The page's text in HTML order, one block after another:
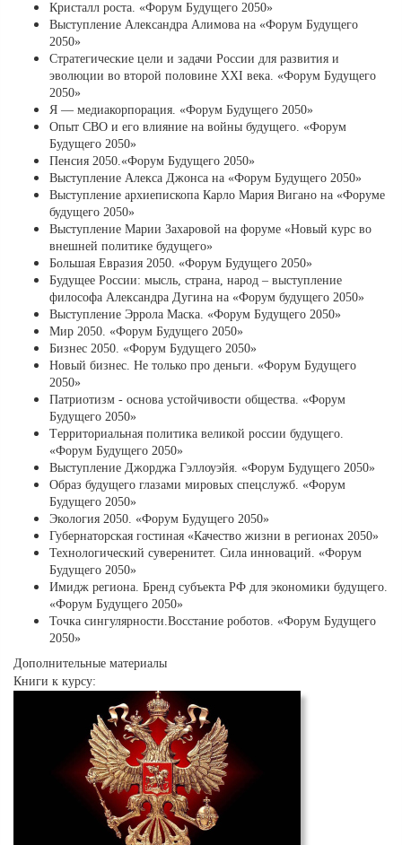
Кристалл роста. «Форум Будущего 2050»
Выступление Александра Алимова на «Форум Будущего
2050»
Стратегические цели и задачи России для развития и
эволюции во второй половине XXI века. «Форум Будущего
2050»
Я — медиакорпорация. «Форум Будущего 2050»
Опыт СВО и его влияние на войны будущего. «Форум
Будущего 2050»
Пенсия 2050.«Форум Будущего 2050»
Выступление Алекса Джонса на «Форум Будущего 2050»
Выступление архиепископа Карло Мария Вигано на «Форуме
будущего 2050»
Выступление Марии Захаровой на форуме «Новый курс во
внешней политике будущего»
Большая Евразия 2050. «Форум Будущего 2050»
Будущее России: мысль, страна, народ – выступление
философа Александра Дугина на «Форум будущего 2050»
Выступление Эррола Маска. «Форум Будущего 2050»
Мир 2050. «Форум Будущего 2050»
Бизнес 2050. «Форум Будущего 2050»
Новый бизнес. Не только про деньги. «Форум Будущего
2050»
Патриотизм - основа устойчивости общества. «Форум
Будущего 2050»
Tерриториальная политика великой россии будущего.
«Форум Будущего 2050»
Выступление Джорджа Гэллоуэйя. «Форум Будущего 2050»
Образ будущего глазами мировых спецслужб. «Форум
Будущего 2050»
Экология 2050. «Форум Будущего 2050»
Губернаторская гостиная «Качество жизни в регионах 2050»
Технологический суверенитет. Сила инноваций. «Форум
Будущего 2050»
Имидж региона. Бренд субъекта РФ для экономики будущего.
«Форум Будущего 2050»
Точка сингулярности.Восстание роботов. «Форум Будущего
2050»
Дополнительные материалы
Книги к курсу: